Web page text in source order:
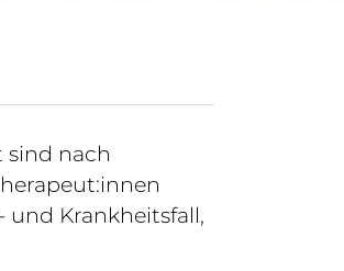
sind nach
Krankheitsfall,